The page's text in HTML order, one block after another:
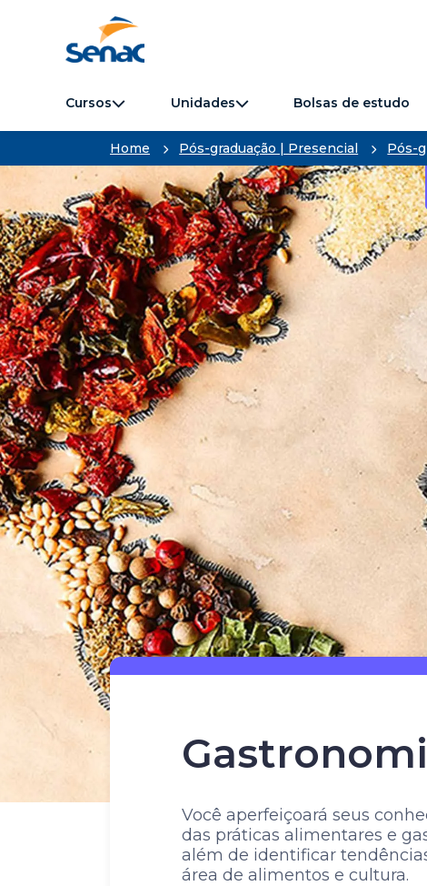
Cursos Unidades Bolsas de estudo
Home Pós-graduação | Presencial
Você aperfeiçoará seus
das práticas alimentares e
além de identificar
área de alimentos e cultura.